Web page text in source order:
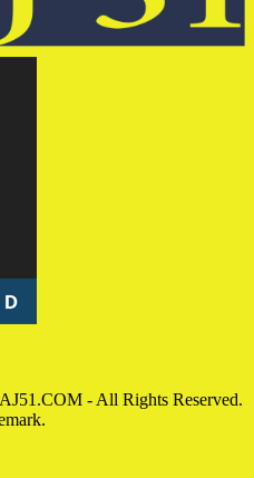
- All Rights Reserved.